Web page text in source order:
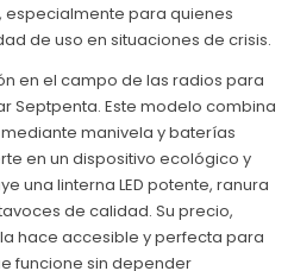
para quienes
de uso en situaciones de crisis.
en el campo de las radios para
Septpenta. Este modelo combina
manivela y baterías
en un dispositivo ecológico y
una linterna LED potente, ranura
de calidad. Su precio,
hace accesible y perfecta para
funcione sin depender